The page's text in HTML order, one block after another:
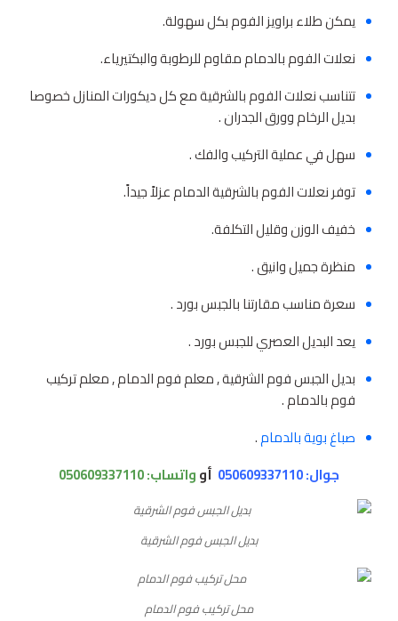
يمكن طلاء براويز الفوم بكل سهولة.
نعلات الفوم بالدمام مقاوم للرطوبة والبكتيرياء.
تتناسب نعلات الفوم بالشرقية مع كل ديكورات المنازل خصوصا
بديل الرخام وورق الجدران .
سهل في عملية التركيب والفك .
توفر نعلات الفوم بالشرقية الدمام عزلاً جيداً.
خفيف الوزن وقليل التكلفة.
منظرة جميل وانيق .
سعرة مناسب مقارتنا بالجبس بورد .
يعد البديل العصري للجبس بورد .
بديل الجبس فوم الشرقية , معلم فوم الدمام , معلم تركيب
فوم بالدمام .
صباغ بوية بالدمام.
جوال: 050609337110
أوواتساب:050609337110
بديل الجبس فوم الشرقية
محل تركيب فوم الدمام